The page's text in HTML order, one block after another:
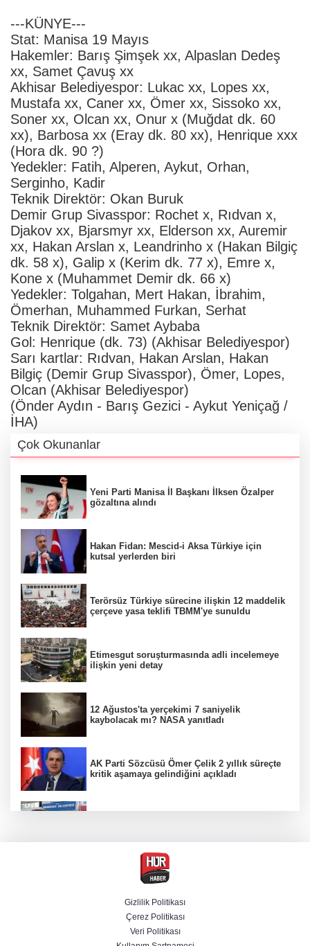
---KÜNYE---
Stat: Manisa 19 Mayıs
Hakemler: Barış Şimşek xx, Alpaslan Dedeş
xx, Samet Çavuş xx
Akhisar Belediyespor: Lukac xx, Lopes xx,
Mustafa xx, Caner xx, Ömer xx, Sissoko xx,
Soner xx, Olcan xx, Onur x (Muğdat dk. 60
xx), Barbosa xx (Eray dk. 80 xx), Henrique xxx
(Hora dk. 90 ?)
Yedekler: Fatih, Alperen, Aykut, Orhan,
Serginho, Kadir
Teknik Direktör: Okan Buruk
Demir Grup Sivasspor: Rochet x, Rıdvan x,
Djakov xx, Bjarsmyr xx, Elderson xx, Auremir
xx, Hakan Arslan x, Leandrinho x (Hakan Bilgiç
dk. 58 x), Galip x (Kerim dk. 77 x), Emre x,
Kone x (Muhammet Demir dk. 66 x)
Yedekler: Tolgahan, Mert Hakan, İbrahim,
Ömerhan, Muhammed Furkan, Serhat
Teknik Direktör: Samet Aybaba
Gol: Henrique (dk. 73) (Akhisar Belediyespor)
Sarı kartlar: Rıdvan, Hakan Arslan, Hakan
Bilgiç (Demir Grup Sivasspor), Ömer, Lopes,
Olcan (Akhisar Belediyespor)
(Önder Aydın - Barış Gezici - Aykut Yeniçağ /
İHA)
Çok Okunanlar
Yeni Parti Manisa İl Başkanı İlksen Özalper
gözaltına alındı
Hakan Fidan: Mescid-i Aksa Türkiye için
kutsal yerlerden biri
Terörsüz Türkiye sürecine ilişkin 12 maddelik
çerçeve yasa teklifi TBMM'ye sunuldu
Etimesgut soruşturmasında adli incelemeye
ilişkin yeni detay
12 Ağustos'ta yerçekimi 7 saniyelik
kaybolacak mı? NASA yanıtladı
AK Parti Sözcüsü Ömer Çelik 2 yıllık süreçte
kritik aşamaya gelindiğini açıkladı
4 olayda izleri var! ''Ay Grubu'' çökertildi
Cumhurbaşkanı Erdoğan'dan Terörsüz
Türkiye vurgusu
Gizlilik Politikası
Çerez Politikası
Veri Politikası